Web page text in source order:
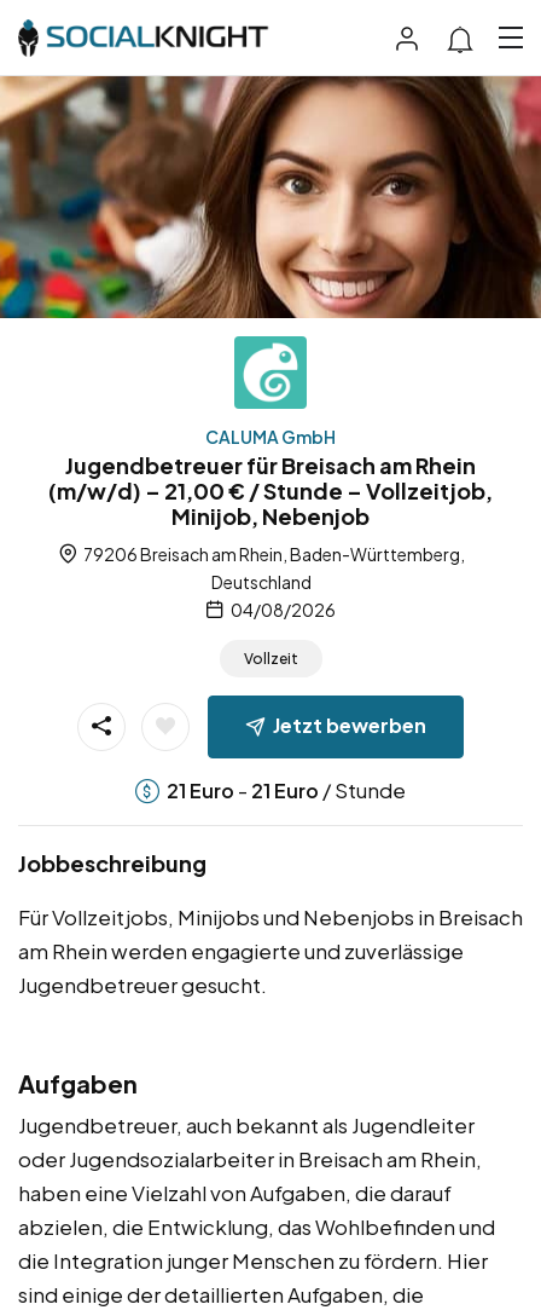
CALUMA GmbH
Jugendbetreuer für Breisach am Rhein
(m/w/d) – 21,00 € / Stunde – Vollzeitjob,
Minijob, Nebenjob
79206 Breisach am Rhein, Baden-Württemberg,
Deutschland
04/08/2026
Vollzeit
Jetzt bewerben
21 Euro - 21 Euro / Stunde
Jobbeschreibung
Für Vollzeitjobs, Minijobs und Nebenjobs in Breisach
am Rhein werden engagierte und zuverlässige
Jugendbetreuer gesucht.
Aufgaben
Jugendbetreuer, auch bekannt als Jugendleiter
oder Jugendsozialarbeiter in Breisach am Rhein,
haben eine Vielzahl von Aufgaben, die darauf
abzielen, die Entwicklung, das Wohlbefinden und
die Integration junger Menschen zu fördern. Hier
sind einige der detaillierten Aufgaben, die